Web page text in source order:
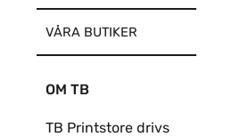
VÅRA BUTIKER
OM TB
TB Printstore drivs